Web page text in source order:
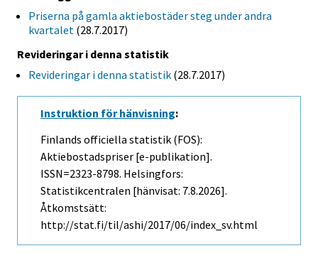
Priserna på gamla aktiebostäder steg under andra
kvartalet (28.7.2017)
Revideringar i denna statistik
Revideringar i denna statistik (28.7.2017)
Instruktion för hänvisning:
Finlands officiella statistik (FOS):
Aktiebostadspriser [e-publikation].
ISSN=2323-8798. Helsingfors:
Statistikcentralen [hänvisat: 7.8.2026].
Åtkomstsätt:
http://stat.fi/til/ashi/2017/06/index_sv.html